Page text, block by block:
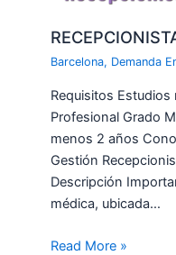
Barcelona, Demanda
Requisitos
Profesional Grado
menos 2 años
Gestión
Descripción
médica, ubicada…
Read More »